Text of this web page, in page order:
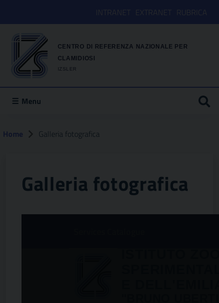
INTRANET EXTRANET RUBRICA
CENTRO DI REFERENZA NAZIONALE PER
CLAMIDIOSI
IZSLER
Menu
Home Galleria fotografica
Galleria fotografica